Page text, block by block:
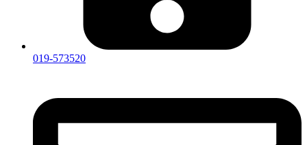
019-573520